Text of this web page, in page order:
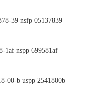
39 nsfp 05137839
1af nspp 699581af
00-b uspp 2541800b